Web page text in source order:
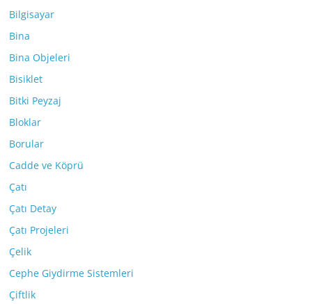
Bilgisayar
Bina
Bina Objeleri
Bisiklet
Bitki Peyzaj
Bloklar
Borular
Cadde ve Köprü
Çatı
Çatı Detay
Çatı Projeleri
Çelik
Cephe Giydirme Sistemleri
Çiftlik